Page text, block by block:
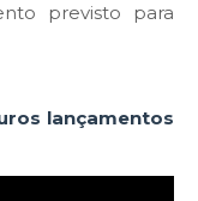
previsto para
lançamentos